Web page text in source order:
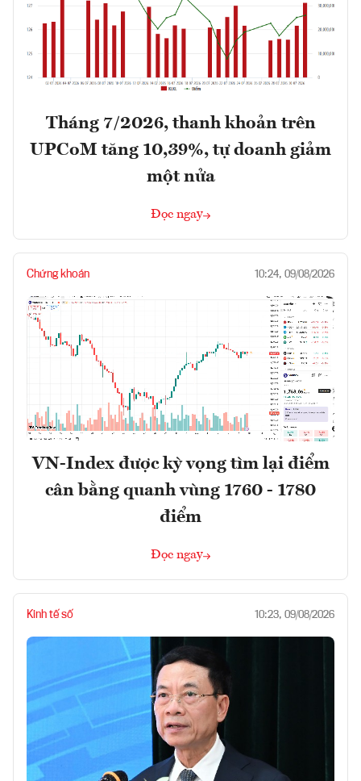
Tháng 7/2026, thanh khoản trên
UPCoM tăng 10,39%, tự doanh giảm
một nửa
Đọc ngay
Chứng khoán 10:24, 09/08/2026
VN-Index được kỳ vọng tìm lại điểm
cân bằng quanh vùng 1760 - 1780
điểm
Đọc ngay
Kinh tế số 10:23, 09/08/2026